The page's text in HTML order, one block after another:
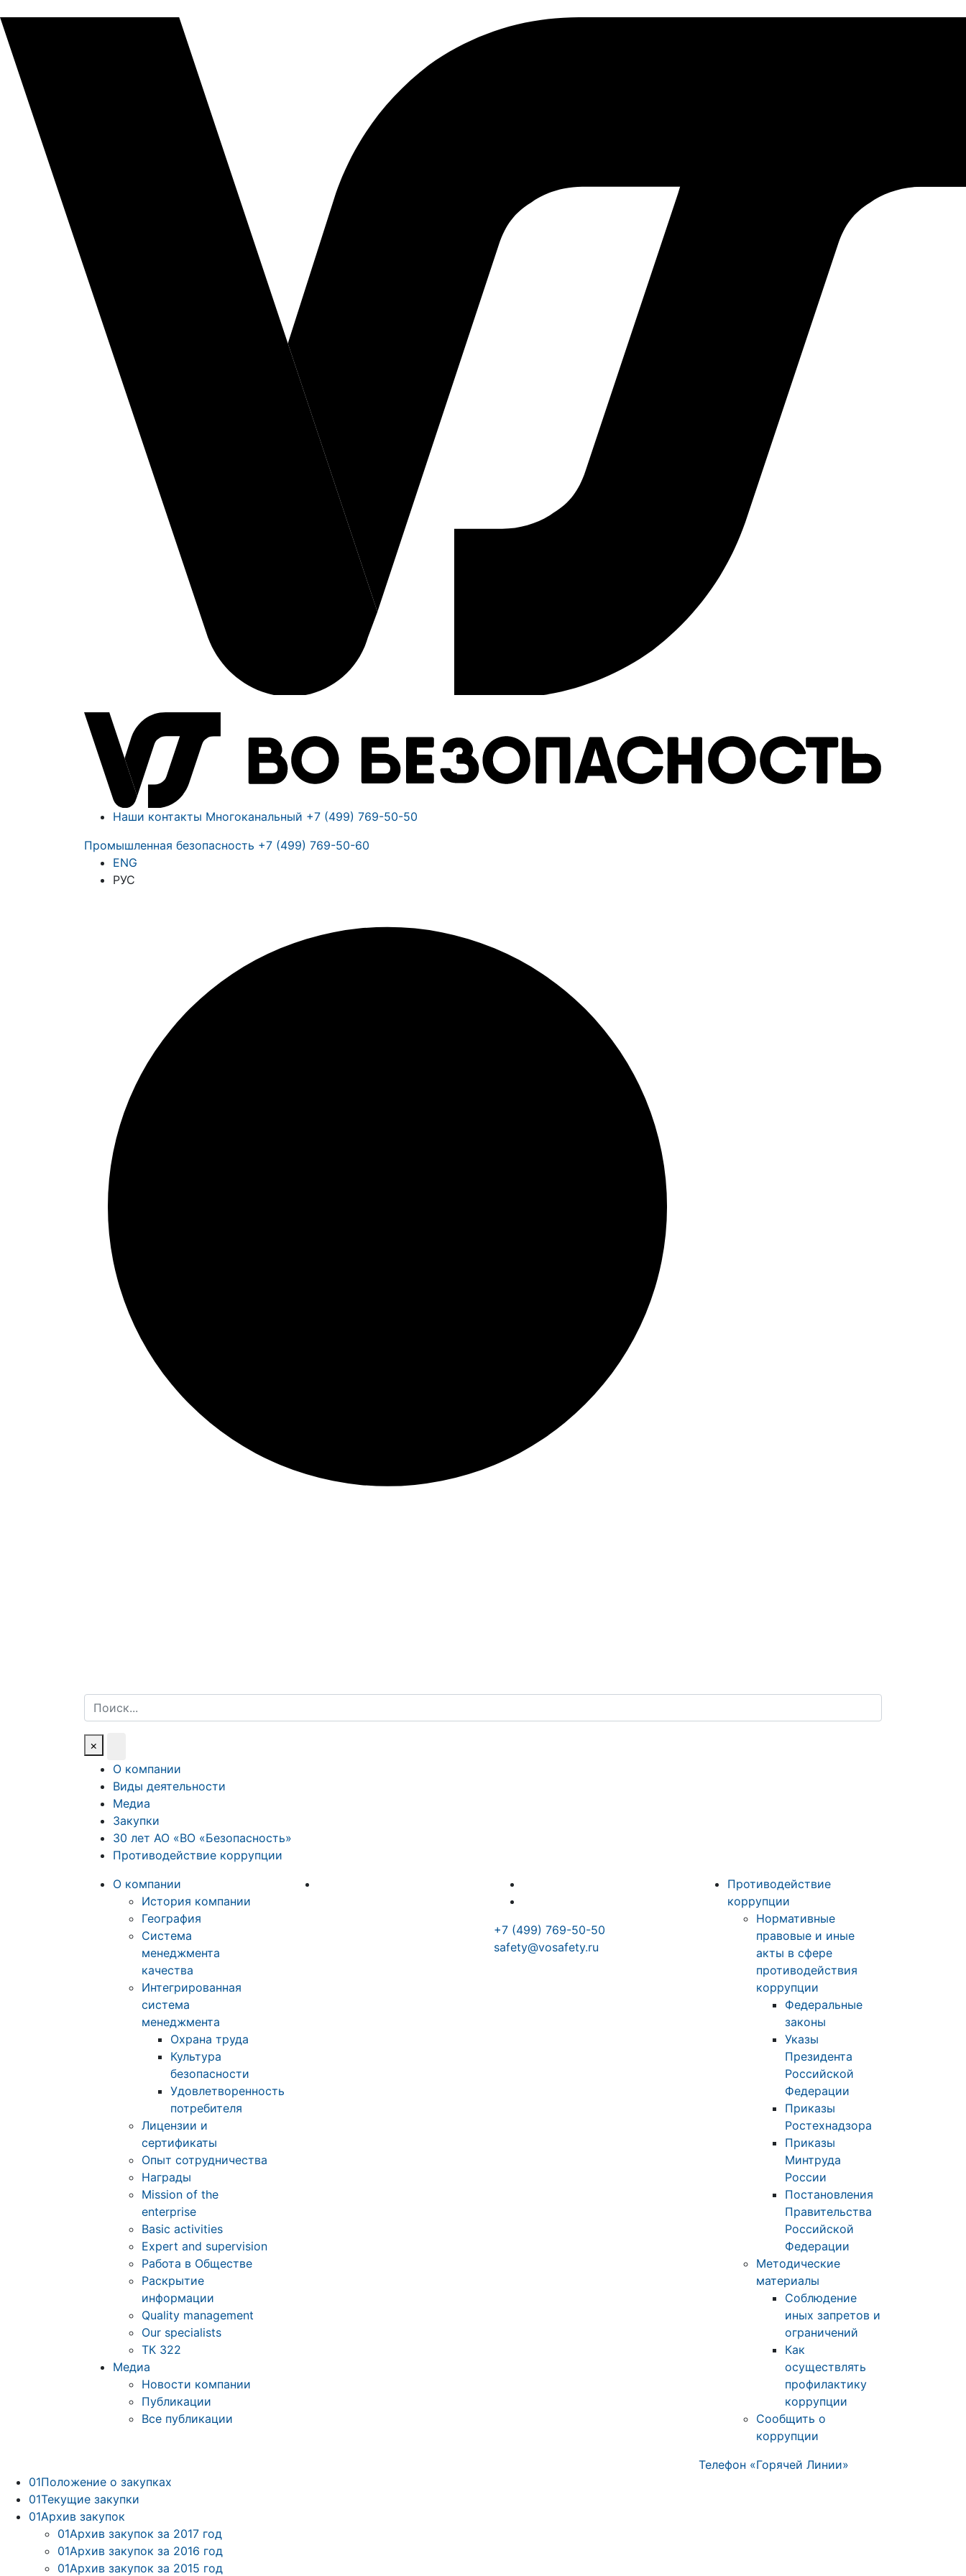
Наши контакты Многоканальный +7 (499) 769-50-50
Промышленная безопасность +7 (499) 769-50-60
ENG
РУС
Поиск
×
О компании
Виды деятельности
Медиа
Закупки
30 лет АО «ВО «Безопасность»
Противодействие коррупции
О компании
История компании
География
Система
менеджмента
качества
Интегрированная
система
менеджмента
Охрана труда
Культура
безопасности
Удовлетворенность
потребителя
Лицензии и
сертификаты
Опыт сотрудничества
Награды
Mission of the
enterprise
Basic activities
Expert and supervision
Работа в Обществе
Раскрытие
информации
Quality management
Our specialists
ТК 322
Медиа
Новости компании
Публикации
Все публикации
+7 (499) 769-50-50
safety@vosafety.ru
Противодействие
коррупции
Нормативные
правовые и иные
акты в сфере
противодействия
коррупции
Федеральные
законы
Указы
Президента
Российской
Федерации
Приказы
Ростехнадзора
Приказы
Минтруда
России
Постановления
Правительства
Российской
Федерации
Методические
материалы
Соблюдение
иных запретов и
ограничений
Как
осуществлять
профилактику
коррупции
Сообщить о
коррупции
Телефон «Горячей Линии»
01Положение о закупках
01Текущие закупки
01Архив закупок
01Архив закупок за 2017 год
01Архив закупок за 2016 год
01Архив закупок за 2015 год